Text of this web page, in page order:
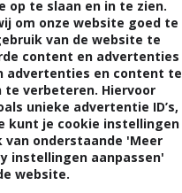
STATEN
kind tekent hij op
leeftijd zijn eerste
Kansas vraagt hij
op te slaan en in te zien.
om onze website goed te
van de website te
content en advertenties
advertenties en content te
verbeteren. Hiervoor
unieke advertentie ID’s,
kunt je cookie instellingen
onderstaande 'Meer
instellingen aanpassen'
website.